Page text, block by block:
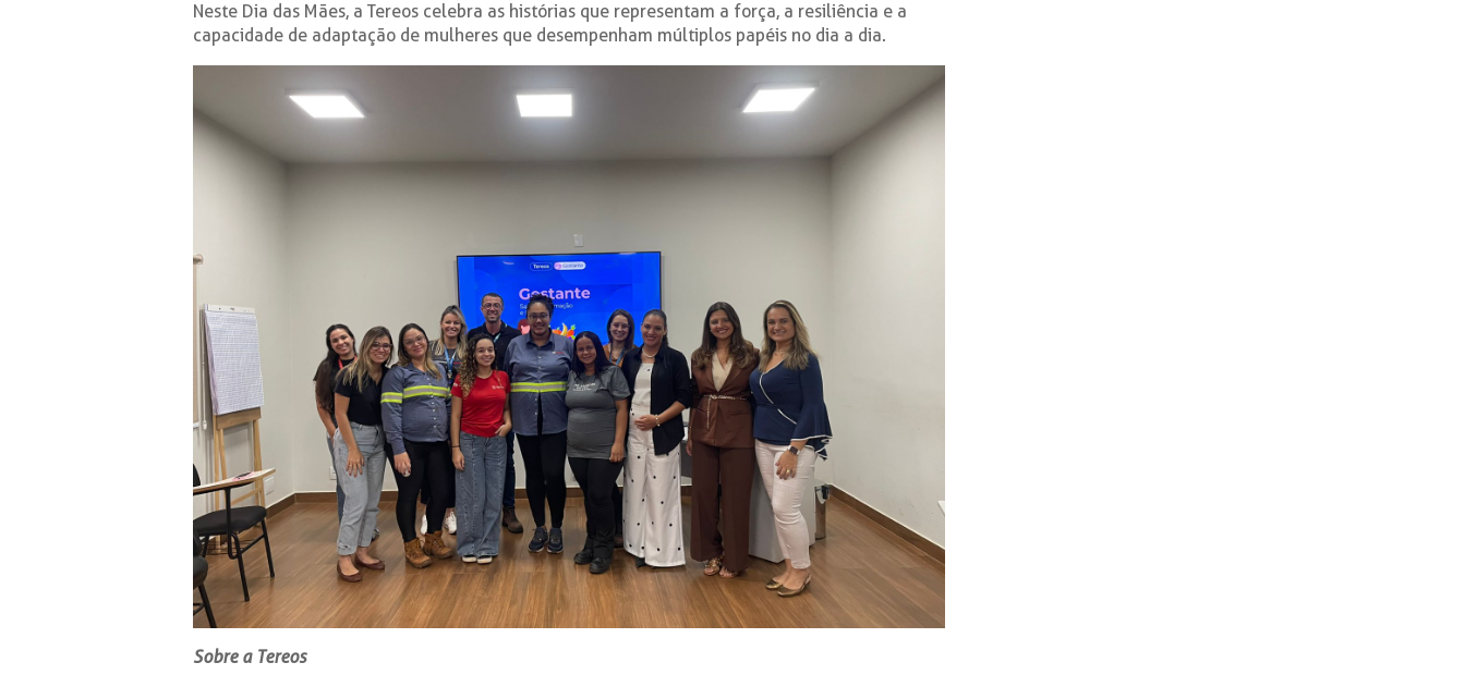
Neste Dia das Mães, a Tereos celebra as histórias que representam a força, a resiliência e a
capacidade de adaptação de mulheres que desempenham múltiplos papéis no dia a dia.
Sobre a Tereos